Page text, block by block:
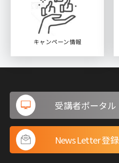
キャンペーン情報
受講者ポータル
News Letter 登録